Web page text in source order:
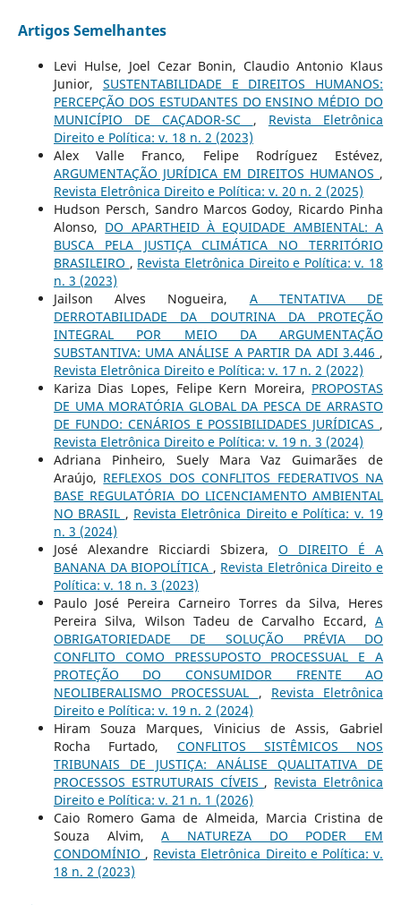
Artigos Semelhantes
Levi Hulse, Joel Cezar Bonin, Claudio Antonio Klaus
Junior, SUSTENTABILIDADE E DIREITOS HUMANOS:
PERCEPÇÃO DOS ESTUDANTES DO ENSINO MÉDIO DO
MUNICÍPIO DE CAÇADOR-SC , Revista Eletrônica
Direito e Política: v. 18 n. 2 (2023)
Alex Valle Franco, Felipe Rodríguez Estévez,
ARGUMENTAÇÃO JURÍDICA EM DIREITOS HUMANOS ,
Revista Eletrônica Direito e Política: v. 20 n. 2 (2025)
Hudson Persch, Sandro Marcos Godoy, Ricardo Pinha
Alonso, DO APARTHEID À EQUIDADE AMBIENTAL: A
BUSCA PELA JUSTIÇA CLIMÁTICA NO TERRITÓRIO
BRASILEIRO , Revista Eletrônica Direito e Política: v. 18
n. 3 (2023)
Jailson Alves Nogueira, A TENTATIVA DE
DERROTABILIDADE DA DOUTRINA DA PROTEÇÃO
INTEGRAL POR MEIO DA ARGUMENTAÇÃO
SUBSTANTIVA: UMA ANÁLISE A PARTIR DA ADI 3.446 ,
Revista Eletrônica Direito e Política: v. 17 n. 2 (2022)
Kariza Dias Lopes, Felipe Kern Moreira, PROPOSTAS
DE UMA MORATÓRIA GLOBAL DA PESCA DE ARRASTO
DE FUNDO: CENÁRIOS E POSSIBILIDADES JURÍDICAS ,
Revista Eletrônica Direito e Política: v. 19 n. 3 (2024)
Adriana Pinheiro, Suely Mara Vaz Guimarães de
Araújo, REFLEXOS DOS CONFLITOS FEDERATIVOS NA
BASE REGULATÓRIA DO LICENCIAMENTO AMBIENTAL
NO BRASIL , Revista Eletrônica Direito e Política: v. 19
n. 3 (2024)
José Alexandre Ricciardi Sbizera,O DIREITO É A
BANANA DA BIOPOLÍTICA , Revista Eletrônica Direito e
Política: v. 18 n. 3 (2023)
Paulo José Pereira Carneiro Torres da Silva, Heres
Pereira Silva, Wilson Tadeu de Carvalho Eccard,A
OBRIGATORIEDADE DE SOLUÇÃO PRÉVIA DO
CONFLITO COMO PRESSUPOSTO PROCESSUAL E A
PROTEÇÃO DO CONSUMIDOR FRENTE AO
NEOLIBERALISMO PROCESSUAL , Revista Eletrônica
Direito e Política: v. 19 n. 2 (2024)
Hiram Souza Marques, Vinicius de Assis, Gabriel
Rocha Furtado, CONFLITOS SISTÊMICOS NOS
TRIBUNAIS DE JUSTIÇA: ANÁLISE QUALITATIVA DE
PROCESSOS ESTRUTURAIS CÍVEIS , Revista Eletrônica
Direito e Política: v. 21 n. 1 (2026)
Caio Romero Gama de Almeida, Marcia Cristina de
Souza Alvim,A NATUREZA DO PODER EM
CONDOMÍNIO , Revista Eletrônica Direito e Política: v.
18 n. 2 (2023)